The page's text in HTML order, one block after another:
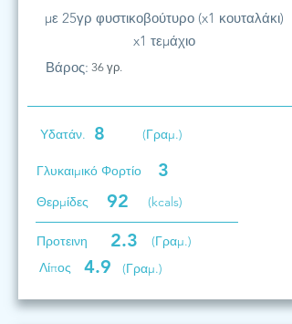
με 25γρ φυστικοβούτυρο (x1 κουταλάκι)
x1 τεμάχιο
Βάρος: 36 γρ.
Υδατάν. 8 (Γραμ.)
Γλυκαιμικό Φορτίο 3
Θερμίδες 92 (kcals)
Προτεινη 2.3
(Γραμ.)
Λίπος
4.9 (Γραμ.)